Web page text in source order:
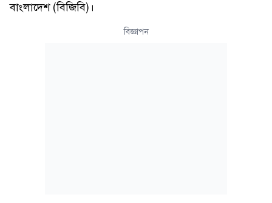
বাংলাদেশ (বিজিবি)।
বিজ্ঞাপন